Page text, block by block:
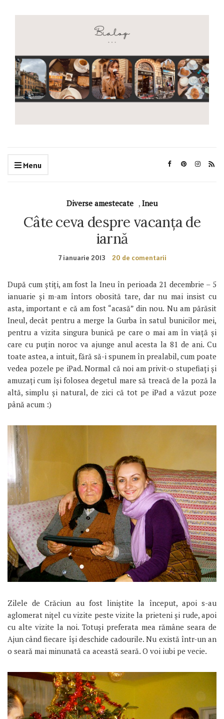
Menu
Diverse amestecate , Ineu
Câte ceva despre vacanța de
iarnă
7 ianuarie 2013 20 de comentarii
După cum știți, am fost la Ineu în perioada 21 decembrie – 5
ianuarie și m-am întors obosită tare, dar nu mai insist cu
asta, important e că am fost “acasă” din nou. Nu am părăsit
Ineul, decât pentru a merge la Gurba în satul bunicilor mei,
pentru a vizita singura bunică pe care o mai am în viață și
care cu puțin noroc va ajunge anul acesta la 81 de ani. Cu
toate astea, a intuit, fără să-i spunem în prealabil, cum poate
vedea pozele pe iPad. Normal că noi am privit-o stupefiați și
amuzați cum își folosea degetul mare să treacă de la poză la
altă, simplu și natural, de zici că tot pe iPad a văzut poze
până acum :)
Zilele de Crăciun au fost liniștite la început, apoi s-au
aglomerat nițel cu vizite peste vizite la prieteni și rude, apoi
cu alte vizite la noi. Totuși preferata mea rămâne seara de
Ajun când fiecare își deschide cadourile. Nu există într-un an
o seară mai minunată ca această seară. O voi iubi pe vecie.